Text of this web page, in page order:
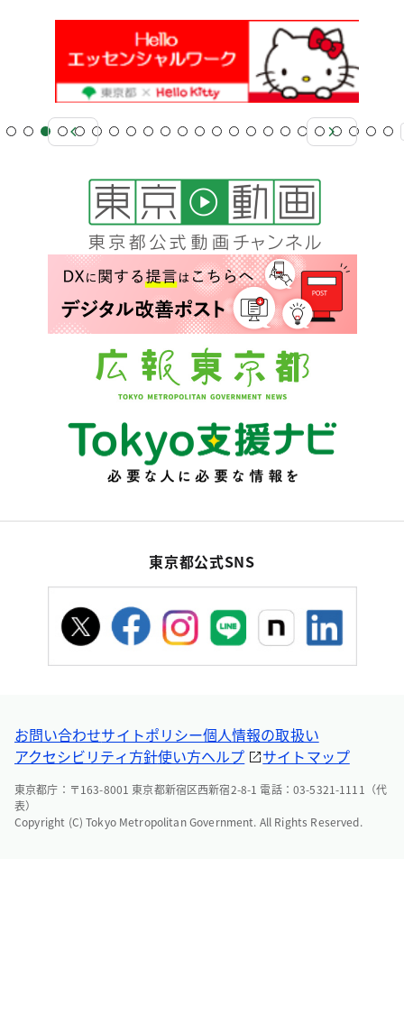
東京都公式SNS
お問い合わせサイトポリシー個人情報の取扱い
アクセシビリティ方針使い方ヘルプ サイトマップ
東京都庁：〒163-8001 東京都新宿区西新宿2-8-1 電話：03-5321-1111（代
表）
Copyright (C) Tokyo Metropolitan Government. All Rights Reserved.